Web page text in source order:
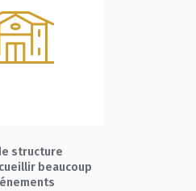
structure
beaucoup